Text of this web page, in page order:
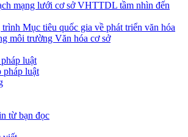
mạng lưới cơ sở VHTTDL tầm nhìn đến
Mục tiêu quốc gia về phát triển văn hóa
môi trường Văn hóa cơ sở
luật
pháp luật
từ bạn đọc